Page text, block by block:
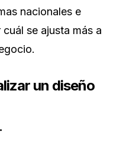
nacionales e
se ajusta más a
un diseño